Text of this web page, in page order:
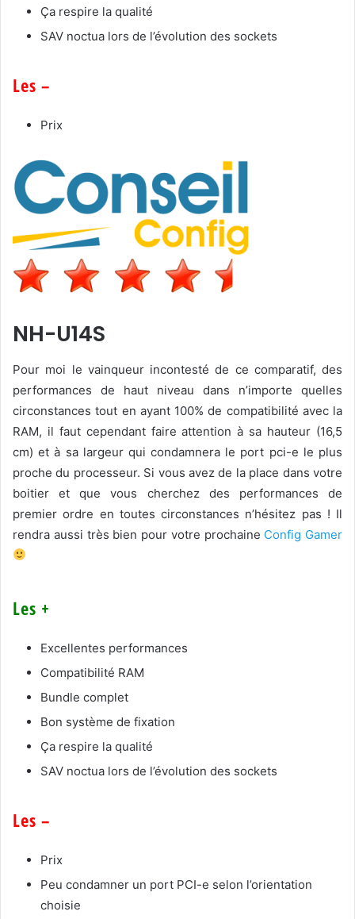
Ça respire la qualité
SAV noctua lors de l’évolution des sockets
Les –
Prix
NH-U14S
Pour moi le vainqueur incontesté de ce comparatif, des
performances de haut niveau dans n’importe quelles
circonstances tout en ayant 100% de compatibilité avec la
RAM, il faut cependant faire attention à sa hauteur (16,5
cm) et à sa largeur qui condamnera le port pci-e le plus
proche du processeur. Si vous avez de la place dans votre
boitier et que vous cherchez des performances de
premier ordre en toutes circonstances n’hésitez pas ! Il
rendra aussi très bien pour votre prochaine Config Gamer
Les +
Excellentes performances
Compatibilité RAM
Bundle complet
Bon système de fixation
Ça respire la qualité
SAV noctua lors de l’évolution des sockets
Les –
Prix
Peu condamner un port PCI-e selon l’orientation
choisie